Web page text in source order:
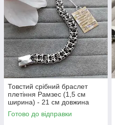
Товстий срібний браслет
плетіння Рамзес (1,5 см
ширина) - 21 см довжина
Готово до відправки